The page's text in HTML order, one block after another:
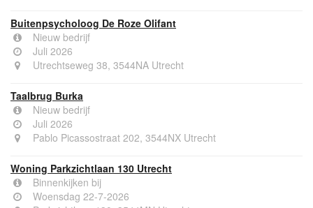
Buitenpsycholoog De Roze Olifant
Nieuw bedrijf
Juli 2026
Utrechtseweg 38, 3544NA Utrecht
Taalbrug Burka
Nieuw bedrijf
Juli 2026
Pablo Picassostraat 202, 3544NX Utrecht
Woning Parkzichtlaan 130 Utrecht
Binnenkijken bij
Woensdag 22-7-2026